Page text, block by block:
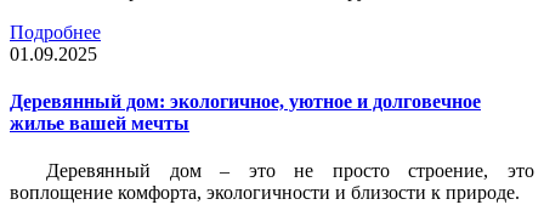
Подробнее
01.09.2025
Деревянный дом: экологичное, уютное и долговечное
жилье вашей мечты
Деревянный дом – это не просто строение, это
воплощение комфорта, экологичности и близости к природе.